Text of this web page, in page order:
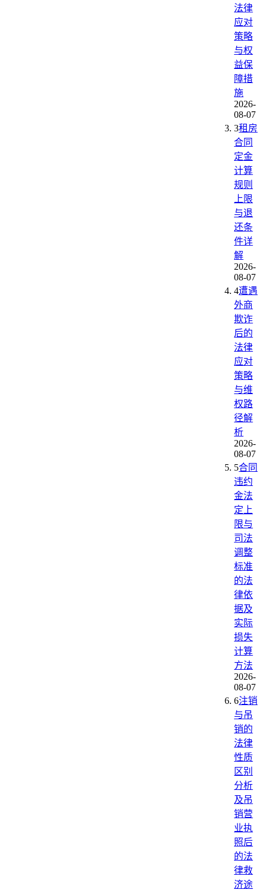
法律
应对
策略
与权
益保
障措
施
2026-
08-07
3租房
合同
定金
计算
规则
上限
与退
还条
件详
解
2026-
08-07
4遭遇
外商
欺诈
后的
法律
应对
策略
与维
权路
径解
析
2026-
08-07
5合同
违约
金法
定上
限与
司法
调整
标准
的法
律依
据及
实际
损失
计算
方法
2026-
08-07
6注销
与吊
销的
法律
性质
区别
分析
及吊
销营
业执
照后
的法
律救
济途